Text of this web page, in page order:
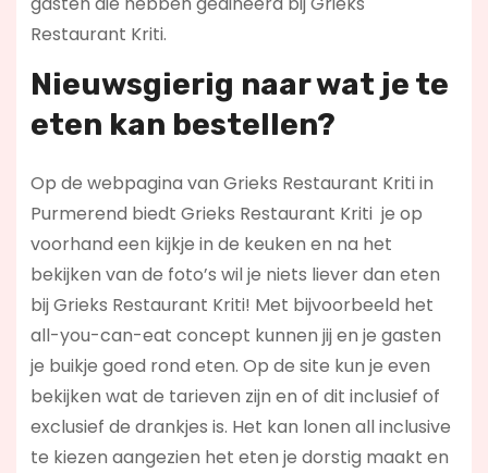
Restaurant Kriti.
Nieuwsgierig naar wat je te
eten kan bestellen?
Op de webpagina van Grieks Restaurant Kriti in
Purmerend biedt Grieks Restaurant Kriti je op
voorhand een kijkje in de keuken en na het
bekijken van de foto’s wil je niets liever dan eten
bij Grieks Restaurant Kriti! Met bijvoorbeeld het
all-you-can-eat concept kunnen jij en je gasten
je buikje goed rond eten. Op de site kun je even
bekijken wat de tarieven zijn en of dit inclusief of
exclusief de drankjes is. Het kan lonen all inclusive
te kiezen aangezien het eten je dorstig maakt en